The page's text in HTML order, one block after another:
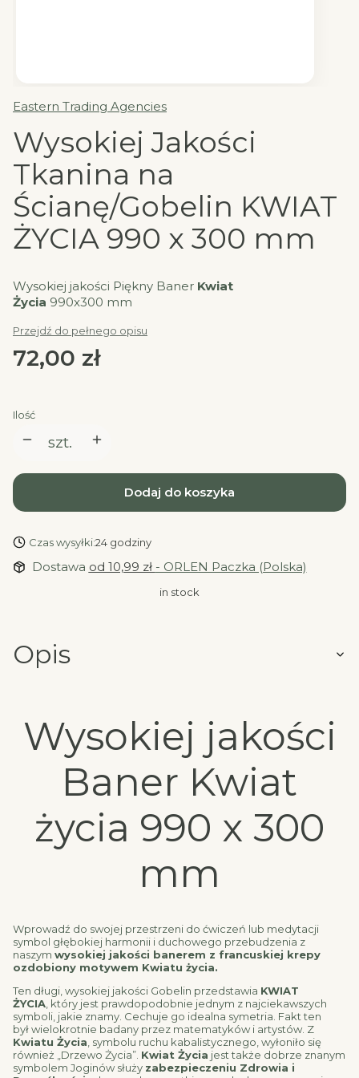
Eastern Trading Agencies
Wysokiej Jakości
Tkanina na
Ścianę/Gobelin KWIAT
ŻYCIA 990 x 300 mm
Wysokiej jakości Piękny Baner Kwiat
Życia 990x300 mm
Przejdź do pełnego opisu
Cena
72,00 zł
Ilość
szt.
Dodaj do koszyka
Czas wysyłki:24 godziny
Dostawa od 10,99 zł - ORLEN Paczka (Polska)
in stock
Opis
Wysokiej jakości
Baner Kwiat
życia 990 x 300
mm
Wprowadź do swojej przestrzeni do ćwiczeń lub medytacji
symbol głębokiej harmonii i duchowego przebudzenia z
naszym wysokiej jakości banerem z francuskiej krepy
ozdobiony motywem Kwiatu życia.
Ten długi, wysokiej jakości Gobelin przedstawia KWIAT
ŻYCIA , który jest prawdopodobnie jednym z najciekawszych
symboli, jakie znamy. Cechuje go idealna symetria. Fakt ten
był wielokrotnie badany przez matematyków i artystów. Z
Kwiatu Życia , symbolu ruchu kabalistycznego, wyłoniło się
również „Drzewo Życia”. Kwiat Życia jest także dobrze znanym
symbolem Joginów służy zabezpieczeniu Zdrowia i